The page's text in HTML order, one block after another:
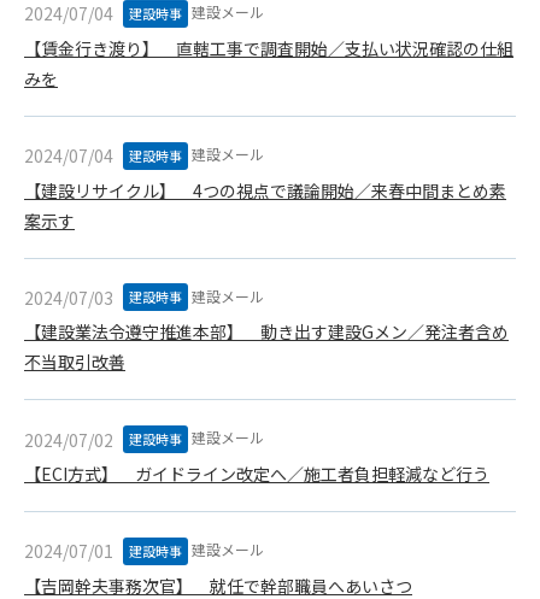
2024/07/04 建設時事 建設メール
【賃金行き渡り】 直轄工事で調査開始／支払い状況確認の仕組
みを
2024/07/04 建設時事 建設メール
【建設リサイクル】 4つの視点で議論開始／来春中間まとめ素
案示す
2024/07/03 建設時事 建設メール
【建設業法令遵守推進本部】 動き出す建設Gメン／発注者含め
不当取引改善
2024/07/02 建設時事 建設メール
【ECI方式】 ガイドライン改定へ／施工者負担軽減など行う
2024/07/01 建設時事 建設メール
【吉岡幹夫事務次官】 就任で幹部職員へあいさつ
する損害については一切責任を負いません。
第11条（運用の停止）
とがあります。運用停止については事前に建設資料館WEB上で
通知申し上げますが、緊急時はその限りではありません。
第12条（変更の届出）
あった場合には、速やかに所定の方法で変更の届出をするもの
とします。届出がなかったことで会員が不利益を被ったとして
も、管理者は一切その責任を負いません。
第13条（退会／広告掲載解除）
1. サポーター会員が本サービスへの広告掲載を解約する場合
は、契約期間終了月の10日までに書面・電話等で管理者宛に
通知・連絡するものとします。その場合、契約期間終了月の
月末をもって解約とします。
2. 本サービスの最低利用期間はサービスを開始した日から6か
月間とします。
3. いかなる事由によっても、すでにお支払済の料金等の払い戻
しや、日割り計算はしないことを承諾するものとします。